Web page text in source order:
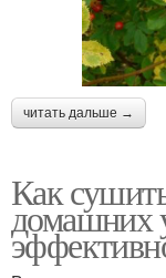
читать дальше →
Как
домашних